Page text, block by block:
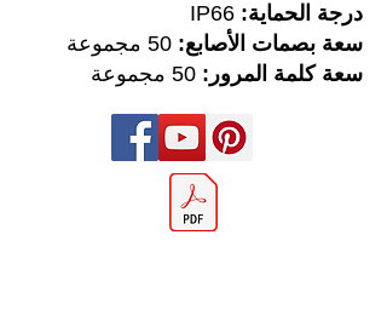
درجة الحماية:
سعة بصمات الأصابع:
سعة كلمة المرور: